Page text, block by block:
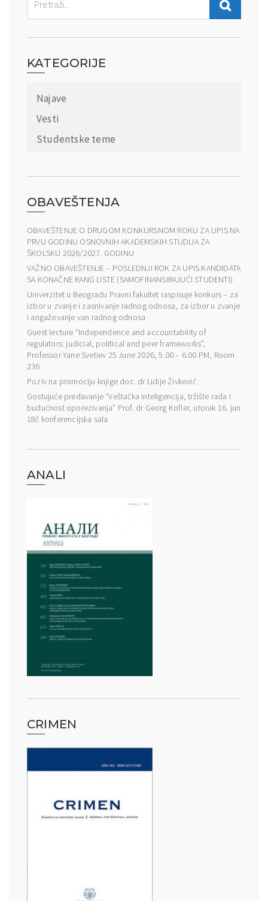
KATEGORIJE
Najave
Vesti
Studentske teme
OBAVEŠTENJA
OBAVEŠTENJE O DRUGOM KONKURSNOM ROKU ZA UPIS NA
PRVU GODINU OSNOVNIH AKADEMSKIH STUDIJA ZA
ŠKOLSKU 2026/2027. GODINU
VAŽNO OBAVEŠTENJE – POSLEDNJI ROK ZA UPIS KANDIDATA
SA KONAČNE RANG LISTE (SAMOFINANSIRAJUĆI STUDENTI)
Univerzitet u Beogradu Pravni fakultet raspisuje konkurs – za
izbor u zvanje i zasnivanje radnog odnosa, za izbor u zvanje
i angažovanje van radnog odnosa
Guest lecture “Independence and accountability of
regulators: judicial, political and peer frameworks”,
Professor Yane Svetiev 25 June 2026, 5.00 – 6.00 PM, Room
236
Poziv na promociju knjige doc. dr Lidije Živković
Gostujuće predavanje “Veštačka inteligencija, tržište rada i
budućnost oporezivanja” Prof. dr Georg Kofler, utorak 16. jun
18č konferencijska sala
ANALI
CRIMEN